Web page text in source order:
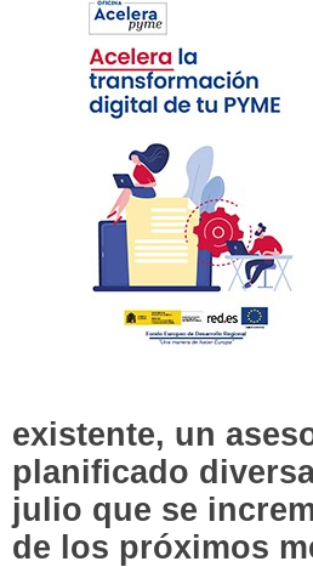
existente, un
planificado
julio que se
de los próximos